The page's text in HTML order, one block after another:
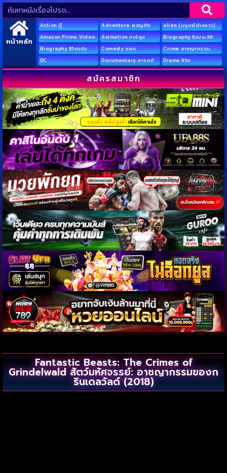
หน้าหลัก
Action บู๊ Adventure ผจญภัย
alien (มนุษย์ต่างดาว)
Amazon Prime Video
Animation การ์ตูน
Biography ชีวประวัติ
Biography ชีวิตจริง
Comedy ตลก
Crime อาชญากรรม
DC
Documentary สารคดี Drama ชีวิต
สมัครสมาชิก
Fantastic Beasts: The Crimes of
Grindelwald สัตว์มหัศจรรย์: อาชญากรรมของก
รินเดลวัลด์ (2018)